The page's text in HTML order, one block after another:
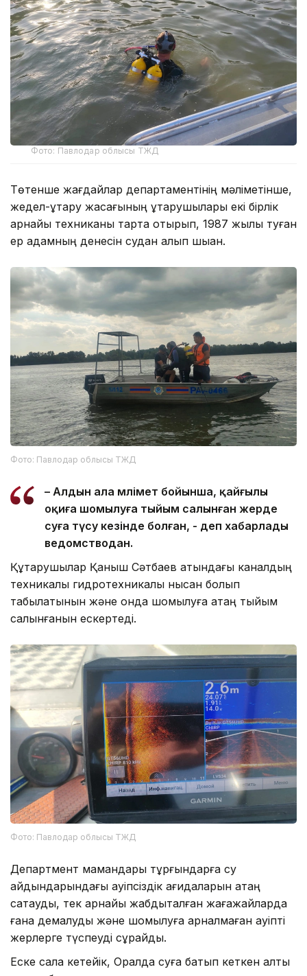
Фото: Павлодар облысы ТЖД
Төтенше жағдайлар департаментінің мәліметінше,
жедел-құтқару жасағының құтқарушылары екі бірлік
арнайы техниканы тарта отырып, 1987 жылы туған
ер адамның денесін судан алып шыққан.
Фото: Павлодар облысы ТЖД
– Алдын ала мәлімет бойынша, қайғылы
оқиға шомылуға тыйым салынған жерде
суға түсу кезінде болған, - деп хабарлады
ведомстводан.
Құтқарушылар Қаныш Сәтбаев атындағы каналдың
техникалық гидротехникалық нысан болып
табылатынын және онда шомылуға қатаң тыйым
салынғанын ескертеді.
Фото: Павлодар облысы ТЖД
Департмент мамандары тұрғындарға су
айдындарындағы қауіпсіздік қағидаларын қатаң
сақтауды, тек арнайы жабдықталған жағажайларда
ғана демалуды және шомылуға арналмаған қауіпті
жерлерге түспеуді сұрайды.
Еске сала кетейік, Оралда суға батып кеткен алты